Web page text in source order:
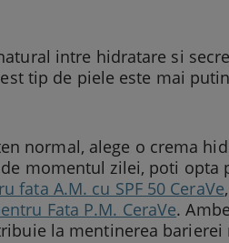
intre hidratare si
tip de piele este mai
normal, alege o crema
momentul zilei, poti opta
fata A.M. cu SPF 50 CeraVe
Fata P.M. CeraVe.
la mentinerea barierei